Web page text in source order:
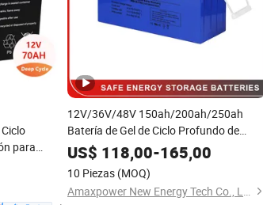
para
12V/36V/48V 150ah/200ah/250ah
Batería de Gel de Ciclo Profundo de
Larga Duración para Panel
Solar/Coche/UPS/Luz Máquina de
Limpieza de Casa Paquete Vehículo
Telecom
US$ 118,00-165,00
10 Piezas (MOQ)
Amaxpower New Energy Tech Co., Ltd.